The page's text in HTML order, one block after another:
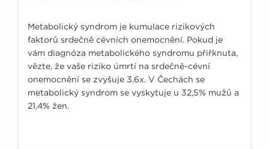
Metabolický syndrom je kumulace rizikových
faktorů srdečně cévních onemocnění. Pokud je
vám diagnóza metabolického syndromu přiřknuta,
vězte, že vaše riziko úmrtí na srdečně-cévní
onemocnění se zvyšuje 3.6x. V Čechách se
metabolický syndrom se vyskytuje u 32,5% mužů a
21,4% žen.